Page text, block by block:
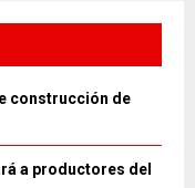
construcción de
a productores del